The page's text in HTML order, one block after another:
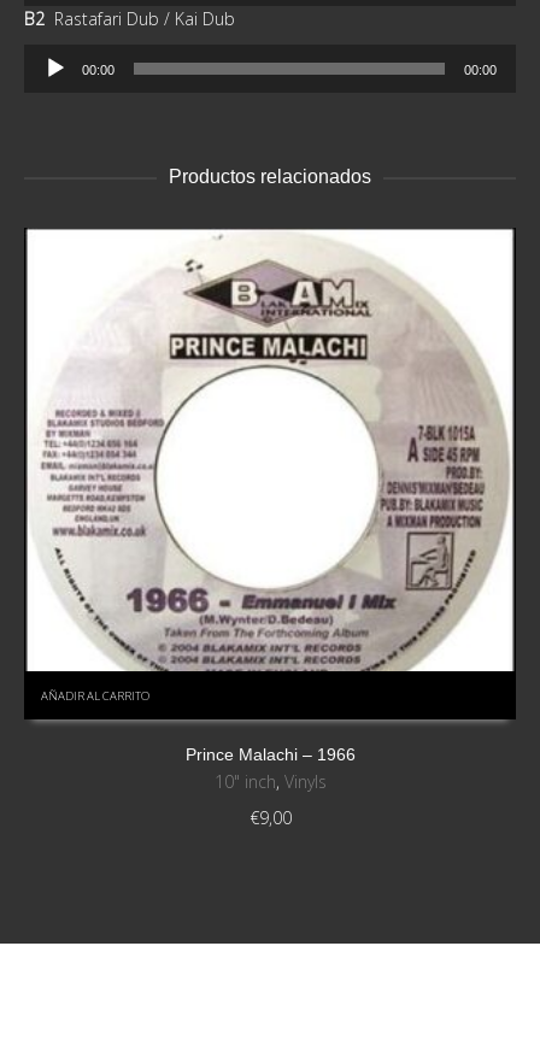
audio
B2 Rastafari Dub / Kai Dub
Reproductor
00:00 00:00
Productos relacionados
AÑADIR AL CARRITO
Prince Malachi – 1966
10" inch, Vinyls
€9,00